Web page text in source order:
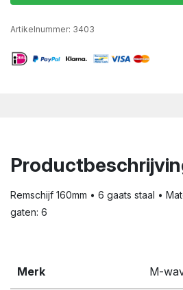
Artikelnummer: 3403
Remschijf 160mm • 6 gaats staal •
gaten: 6
Merk M-